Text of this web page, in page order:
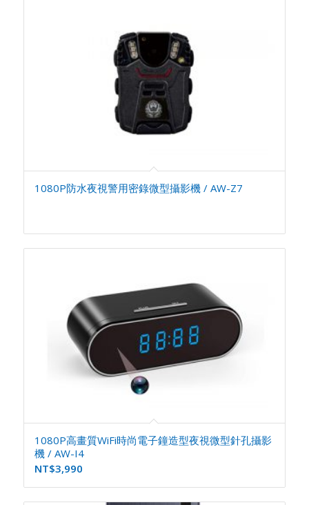
ascending
1080P防水夜視警用密錄微型攝影機 / AW-Z7
1080P高畫質WiFi時尚電子鐘造型夜視微型針孔攝影
機 / AW-I4
NT$3,990